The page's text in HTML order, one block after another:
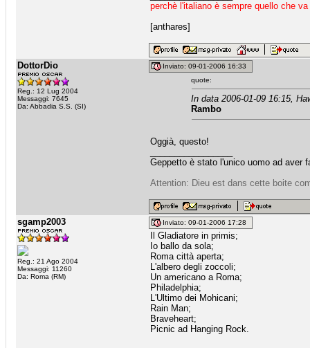
perchè l'italiano è sempre quello che
[anthares]
DottorDio
Reg.: 12 Lug 2004
Messaggi: 7645
Da: Abbadia S.S. (SI)
Inviato: 09-01-2006 16:33
quote:
In data 2006-01-09 16:15,
Rambo
Oggià, questo!
Geppetto è stato l'unico uomo ad aver
Attention: Dieu est dans cette boite
sgamp2003
Reg.: 21 Ago 2004
Messaggi: 11260
Da: Roma (RM)
Inviato: 09-01-2006 17:28
Il Gladiatore in primis;
Io ballo da sola;
Roma città aperta;
L'albero degli zoccoli;
Un americano a Roma;
Philadelphia;
L'Ultimo dei Mohicani;
Rain Man;
Braveheart;
Picnic ad Hanging Rock.